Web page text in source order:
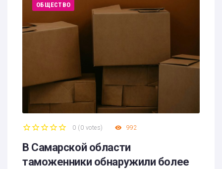
ОБЩЕСТВО
0 ( 0 votes) 992
В Самарской области
таможенники обнаружили более